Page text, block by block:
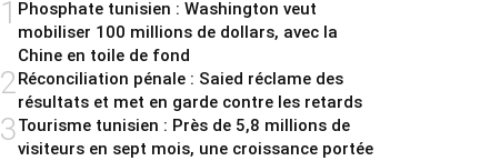
1 Phosphate tunisien : Washington veut
mobiliser 100 millions de dollars, avec la
Chine en toile de fond
2Réconciliation pénale : Saied réclame des
résultats et met en garde contre les retards
3Tourisme tunisien : Près de 5,8 millions de
visiteurs en sept mois, une croissance portée